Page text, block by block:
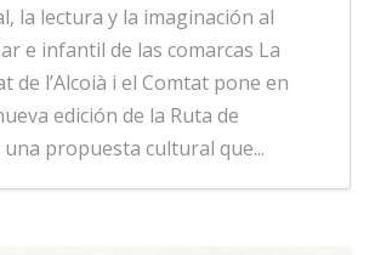
la lectura y la imaginación al
e infantil de las comarcas La
de l’Alcoià i el Comtat pone en
edición de la Ruta de
propuesta cultural que...